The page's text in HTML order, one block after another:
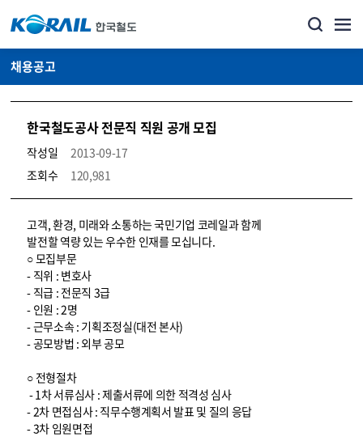
채용공고
한국철도공사 전문직 직원 공개 모집
작성일
2013-09-17
조회수
120,981
코레일소개_경영공시_채용공고 상세보기 – 내용, 파일, 담당자 연락처로 구성
고객, 환경, 미래와 소통하는 국민기업 코레일과 함께
발전할 역량 있는 우수한 인재를 모십니다.
○ 모집부문
- 직위 : 변호사
- 직급 : 전문직 3급
- 인원 : 2명
- 근무소속 : 기획조정실(대전 본사)
- 공모방법 : 외부 공모
○ 전형절차
- 1차 서류심사 : 제출서류에 의한 적격성 심사
- 2차 면접심사 : 직무수행계획서 발표 및 질의 응답
- 3차 임원면접